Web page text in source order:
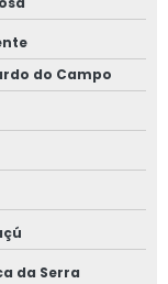
do Campo
da Serra